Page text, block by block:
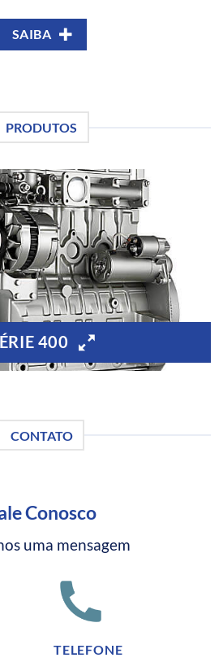
SAIBA
PRODUTOS
400
CONTATO
Conosco
uma mensagem
TELEFONE